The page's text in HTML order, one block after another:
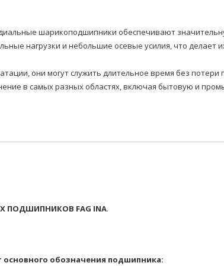
шарикоподшипники обеспечивают
нагрузки и небольшие осевые усилия, что делает
они могут служить длительное время без
в самых разных областях, включая бытовую и
FAG INA.
обозначения подшипника: